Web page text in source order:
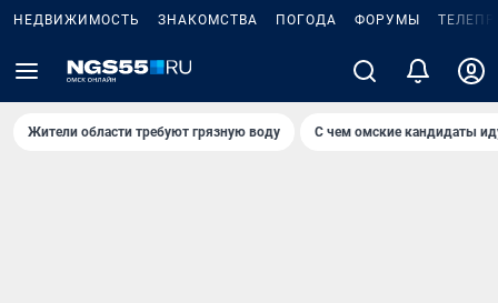
НЕДВИЖИМОСТЬ ЗНАКОМСТВА ПОГОДА ФОРУМЫ
Жители области требуют грязную воду С чем омские кандидаты